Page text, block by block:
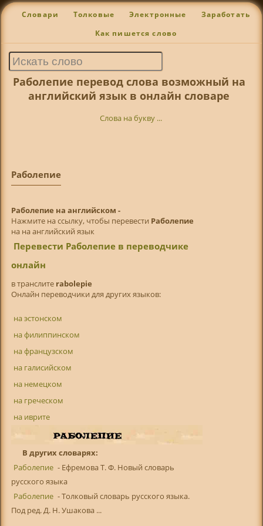
Словари Толковые Электронные Заработать
Как пишется слово
Раболепие перевод слова возможный на
английский язык в онлайн словаре
Слова на букву ...
Раболепие
Раболепие на английском -
Нажмите на ссылку, чтобы перевести Раболепие
на на английский язык
Перевести Раболепие в переводчике
онлайн
в транслитe rabolepie
Онлайн переводчики для других языков:
на эстонском
на филиппинском
на французском
на галисийском
на немецком
на греческом
на иврите
В других словарях:
Раболепие - Ефремова Т. Ф. Новый словарь
русского языка
Раболепие - Толковый словарь русского языка.
Под ред. Д. Н. Ушакова ...